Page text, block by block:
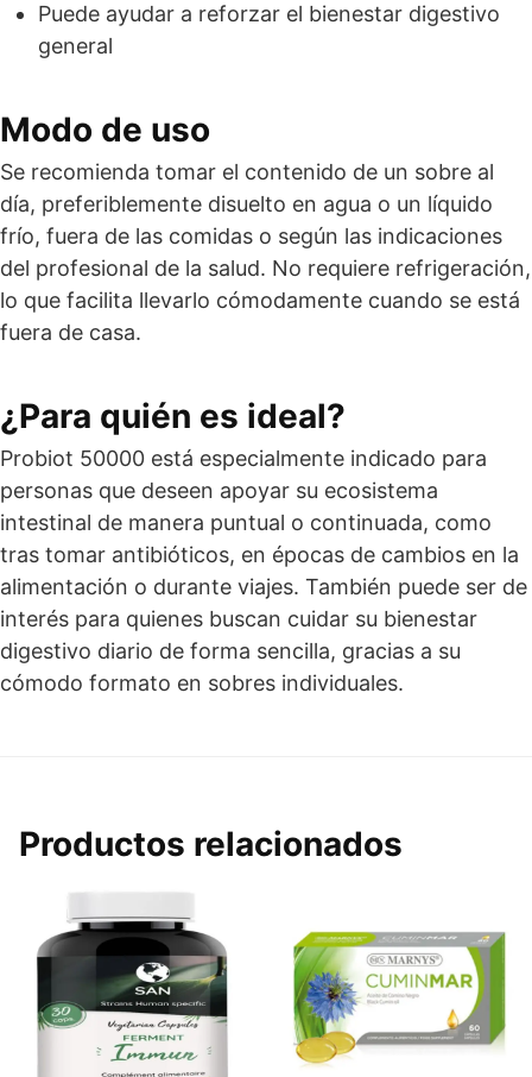
Puede ayudar a reforzar el bienestar digestivo
general
Modo de uso
Se recomienda tomar el contenido de un sobre al
día, preferiblemente disuelto en agua o un líquido
frío, fuera de las comidas o según las indicaciones
del profesional de la salud. No requiere refrigeración,
lo que facilita llevarlo cómodamente cuando se está
fuera de casa.
¿Para quién es ideal?
Probiot 50000 está especialmente indicado para
personas que deseen apoyar su ecosistema
intestinal de manera puntual o continuada, como
tras tomar antibióticos, en épocas de cambios en la
alimentación o durante viajes. También puede ser de
interés para quienes buscan cuidar su bienestar
digestivo diario de forma sencilla, gracias a su
cómodo formato en sobres individuales.
Productos relacionados